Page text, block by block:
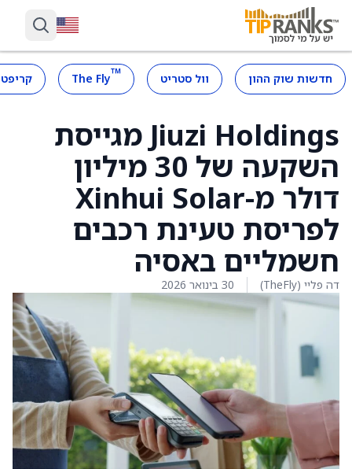
חדשות שוק ההון וול סטריט ™
The Fly
Jiuzi Holdings מגייסת
השקעה של 30 מיליון
דולר מ-Xinhui Solar
לפריסת טעינת רכבים
חשמליים באסיה
דה פליי (TheFly) 30 בינואר 2026